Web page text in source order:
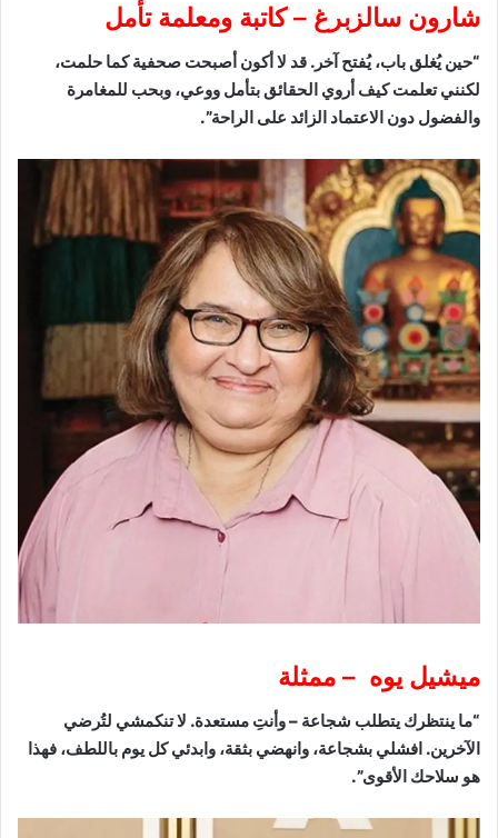
شارون سالزبرغ – كاتبة ومعلمة تأمل
“حين يُغلق باب، يُفتح آخر. قد لا أكون أصبحت صحفية كما حلمت،
لكنني تعلمت كيف أروي الحقائق بتأمل ووعي، وبحب للمغامرة
والفضول دون الاعتماد الزائد على الراحة”.
ميشيل يوه – ممثلة
“ما ينتظرك يتطلب شجاعة – وأنتِ مستعدة. لا تنكمشي لتُرضي
الآخرين. افشلي بشجاعة، وانهضي بثقة، وابدئي كل يوم باللطف، فهذا
هو سلاحك الأقوى”.